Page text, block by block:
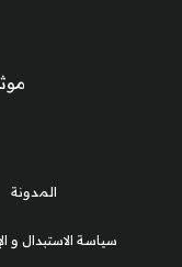
المدونة
سياسة الاستبدال و